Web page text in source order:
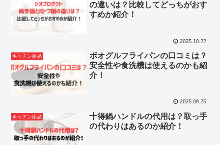
の違いは？比較してどっちがおす
すめか紹介！
2025.10.22
キッチン用品
ボオグルフライパンの口コミは？
安全性や食洗機は使えるのかも紹
介！
2025.09.25
キッチン用品
十得鍋ハンドルの代用は？取っ手
の代わりはあるのか紹介！